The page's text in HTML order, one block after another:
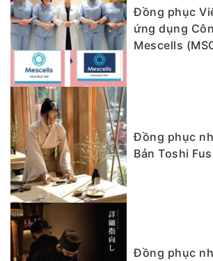
Đồng phục
ứng dụng
Mescells
Đồng phục
Bản Toshi
Đồng phục